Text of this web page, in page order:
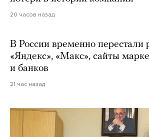
20 часов назад
В России временно перестали
«Яндекс», «Макс», сайты
и банков
21 час назад